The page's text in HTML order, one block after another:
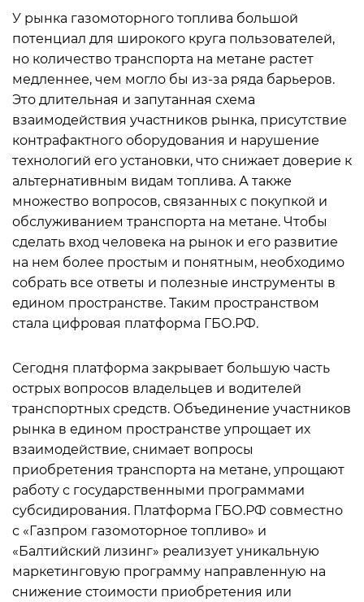
У рынка газомоторного топлива большой
потенциал для широкого круга пользователей,
но количество транспорта на метане растет
медленнее, чем могло бы из-за ряда барьеров.
Это длительная и запутанная схема
взаимодействия участников рынка, присутствие
контрафактного оборудования и нарушение
технологий его установки, что снижает доверие к
альтернативным видам топлива. А также
множество вопросов, связанных с покупкой и
обслуживанием транспорта на метане. Чтобы
сделать вход человека на рынок и его развитие
на нем более простым и понятным, необходимо
собрать все ответы и полезные инструменты в
едином пространстве. Таким пространством
стала цифровая платформа ГБО.РФ.
Сегодня платформа закрывает большую часть
острых вопросов владельцев и водителей
транспортных средств. Объединение участников
рынка в едином пространстве упрощает их
взаимодействие, снимает вопросы
приобретения транспорта на метане, упрощают
работу с государственными программами
субсидирования. Платформа ГБО.РФ совместно
с «Газпром газомоторное топливо» и
«Балтийский лизинг» реализует уникальную
маркетинговую программу направленную на
снижение стоимости приобретения или